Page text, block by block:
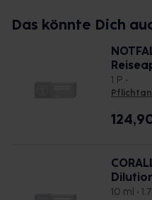
Das könnte Dich
1 P •
10 ml •